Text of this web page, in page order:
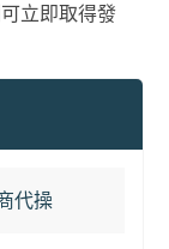
立即取得發
代操